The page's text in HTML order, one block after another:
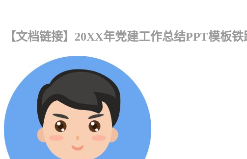
【文档链接】20XX年党建工作总结PPT模板